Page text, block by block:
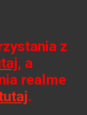
z
, a
realme
.